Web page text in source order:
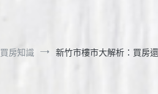
買房知識 新竹市樓市大解析：買房